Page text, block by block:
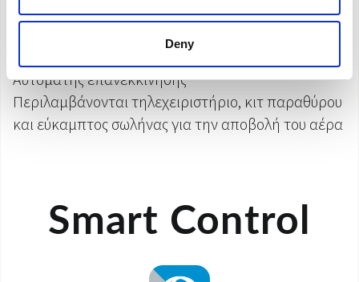
Deny
Κλάση απόδοσηςA++για την ψύξη
Silent, Turbo, Blu Air/Auto, Follow me και
Αυτόματης επανεκκίνησης
Περιλαμβάνονται τηλεχειριστήριο, κιτ παραθύρου
και εύκαμπτος σωλήνας για την αποβολή του αέρα
Smart Control